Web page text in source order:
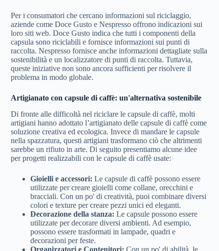
Per i consumatori che cercano informazioni sul riciclaggio,
aziende come Doce Gusto e Nespresso offrono indicazioni sui
loro siti web. Doce Gusto indica che tutti i componenti della
capsula sono riciclabili e fornisce informazioni sui punti di
raccolta. Nespresso fornisce anche informazioni dettagliate sulla
sostenibilità e un localizzatore di punti di raccolta. Tuttavia,
queste iniziative non sono ancora sufficienti per risolvere il
problema in modo globale.
Artigianato con capsule di caffè: un'alternativa sostenibile
Di fronte alle difficoltà nel riciclare le capsule di caffè, molti
artigiani hanno adottato l’artigianato delle capsule di caffè come
soluzione creativa ed ecologica. Invece di mandare le capsule
nella spazzatura, questi artigiani trasformano ciò che altrimenti
sarebbe un rifiuto in arte. Di seguito presentiamo alcune idee
per progetti realizzabili con le capsule di caffè usate:
Gioielli e accessori: Le capsule di caffè possono essere
utilizzate per creare gioielli come collane, orecchini e
bracciali. Con un po' di creatività, puoi combinare diversi
colori e texture per creare pezzi unici ed eleganti.
Decorazione della stanza: Le capsule possono essere
utilizzate per decorare diversi ambienti. Ad esempio,
possono essere trasformati in lampade, quadri e
decorazioni per feste.